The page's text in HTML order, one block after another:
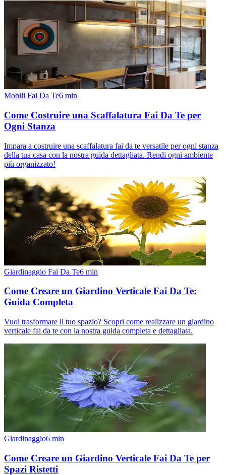
Mobili Fai Da Te6 min
Come Costruire una Scaffalatura Fai Da Te per
Ogni Stanza
Impara a costruire una scaffalatura fai da te versatile per ogni stanza
della tua casa con la nostra guida dettagliata. Rendi ogni ambiente
più organizzato!
Giardinaggio Fai Da Te6 min
Come Creare un Giardino Verticale Fai Da Te:
Guida Completa
Vuoi trasformare il tuo spazio? Scopri come realizzare un giardino
verticale fai da te con la nostra guida completa e dettagliata.
Giardinaggio6 min
Come Creare un Giardino Verticale Fai Da Te per
Spazi Ristetti